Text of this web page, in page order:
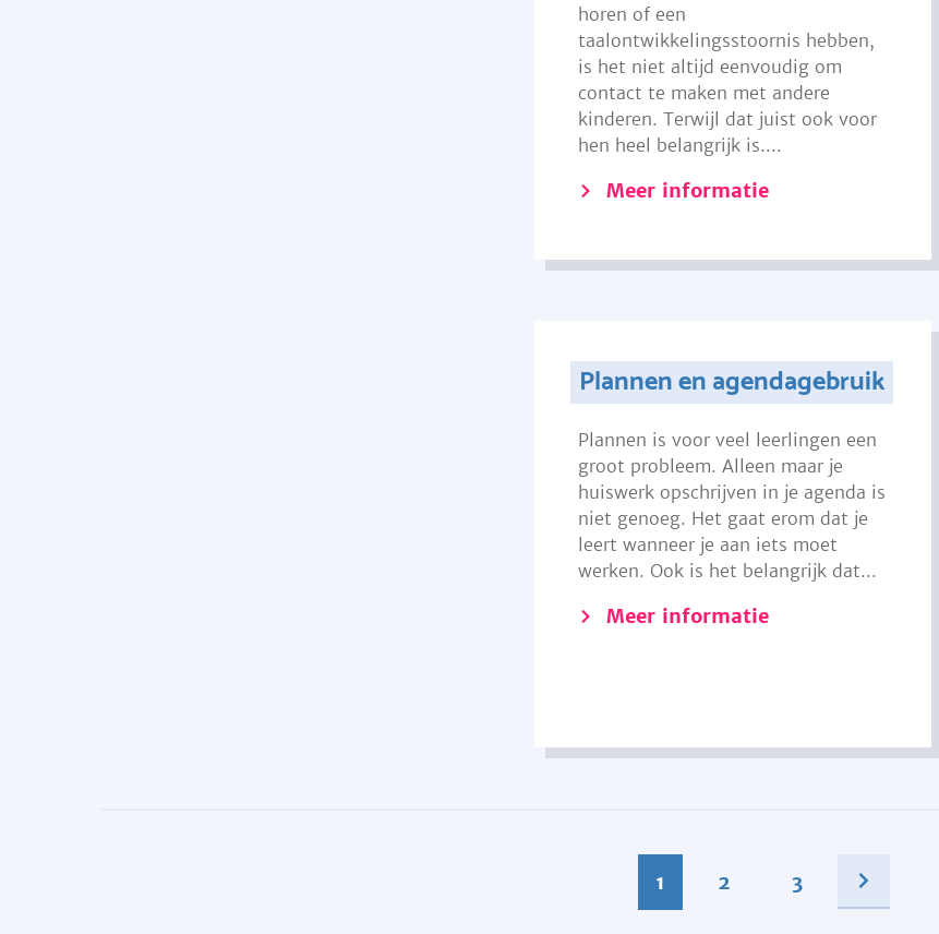
horen of een
taalontwikkelingsstoornis hebben,
is het niet altijd eenvoudig om
contact te maken met andere
kinderen. Terwijl dat juist ook voor
hen heel belangrijk is....
Meer informatie
Plannen en agendagebruik
Plannen is voor veel leerlingen een
groot probleem. Alleen maar je
huiswerk opschrijven in je agenda is
niet genoeg. Het gaat erom dat je
leert wanneer je aan iets moet
werken. Ook is het belangrijk dat...
Meer informatie
1 2 3